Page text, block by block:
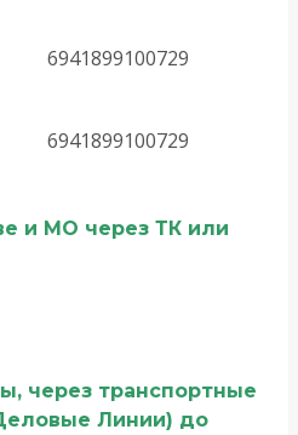
6941899100729
6941899100729
и МО через ТК или
через транспортные
Линии) до